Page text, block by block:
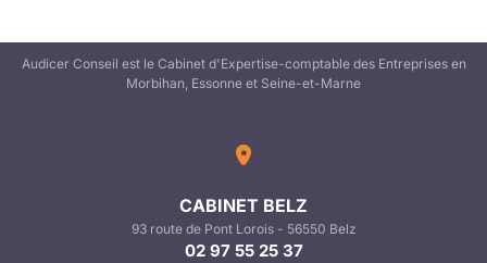
Audicer Conseil est le Cabinet d'Expertise-comptable des Entreprises en
Morbihan, Essonne et Seine-et-Marne
CABINET BELZ
93 route de Pont Lorois - 56550 Belz
02 97 55 25 37